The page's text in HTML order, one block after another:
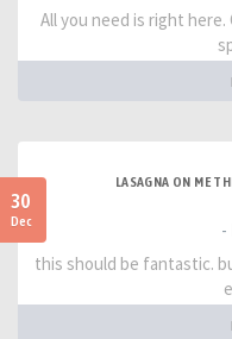
All you need is right
30
Dec
LASAGNA ON ME
-
this should be fantastic.